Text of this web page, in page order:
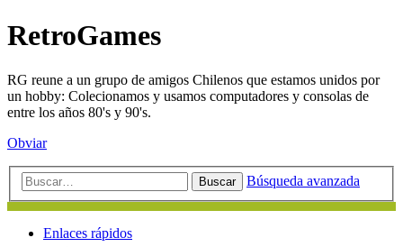
RetroGames
RG reune a un grupo de amigos Chilenos que estamos unidos por
un hobby: Colecionamos y usamos computadores y consolas de
entre los años 80's y 90's.
Obviar
Buscar Búsqueda avanzada
Enlaces rápidos